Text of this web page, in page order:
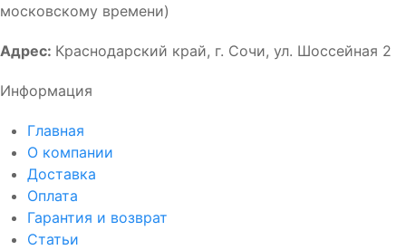
московскому времени)
Адрес: Краснодарский край, г. Сочи, ул. Шоссейная 2
Информация
Главная
О компании
Доставка
Оплата
Гарантия и возврат
Статьи